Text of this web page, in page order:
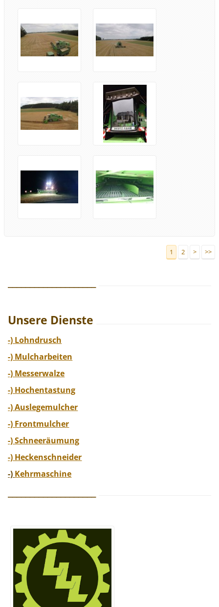
1 2 > >>
Unsere Dienste
-) Lohndrusch
-) Mulcharbeiten
-) Messerwalze
-) Hochentastung
-) Auslegemulcher
-) Frontmulcher
-) Schneeräumung
-) Heckenschneider
-) Kehrmaschine